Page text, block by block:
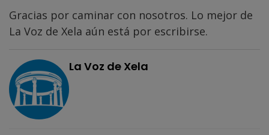
Gracias por caminar con nosotros. Lo mejor de
La Voz de Xela aún está por escribirse.
La Voz de Xela